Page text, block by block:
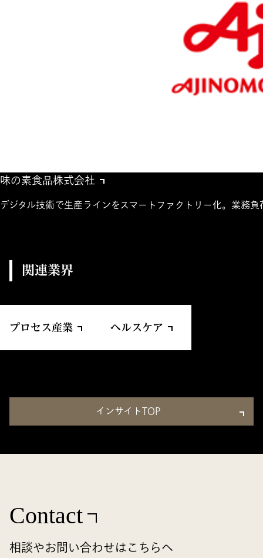
味の素食品株式会社
デジタル技術で生産ラインをスマートファクトリー化。業務
関連業界
プロセス産業 ヘルスケア
インサイトTOP
Contact
相談やお問い合わせはこちらへ